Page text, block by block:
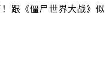
跟《僵尸世界大战》似